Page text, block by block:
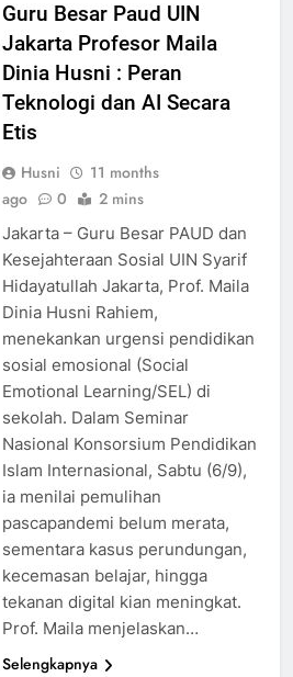
Guru Besar Paud UIN
Jakarta Profesor Maila
Dinia Husni : Peran
Teknologi dan AI Secara
Etis
Husni
11 months
ago
0 2 mins
Jakarta – Guru Besar PAUD dan
Kesejahteraan Sosial UIN Syarif
Hidayatullah Jakarta, Prof. Maila
Dinia Husni Rahiem,
menekankan urgensi pendidikan
sosial emosional (Social
Emotional Learning/SEL) di
sekolah. Dalam Seminar
Nasional Konsorsium Pendidikan
Islam Internasional, Sabtu (6/9),
ia menilai pemulihan
pascapandemi belum merata,
sementara kasus perundungan,
kecemasan belajar, hingga
tekanan digital kian meningkat.
Prof. Maila menjelaskan…
Selengkapnya